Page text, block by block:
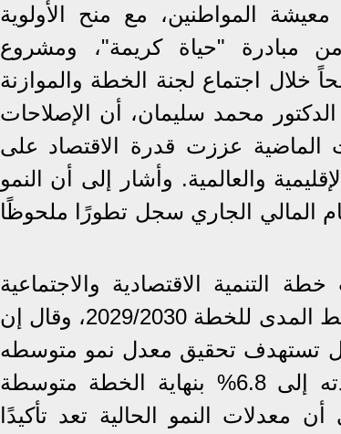
المواطنين، مع منح الأولوية
مبادرة "حياة كريمة"، ومشروع
خلال اجتماع لجنة الخطة والموازنة
محمد سليمان، أن الإصلاحات
الماضية عززت قدرة الاقتصاد على
والعالمية. وأشار إلى أن النمو
المالي الجاري سجل تطورًا ملحوظًا
التنمية الاقتصادية والاجتماعية
لعام 2026/2027؛ والإطار متوسط المدى للخطة 2029/2030، وقال إن
تستهدف تحقيق معدل نمو متوسطه
من 5,2% إلى 5.4%، مع زيادته إلى 6.8% بنهاية الخطة متوسطة
ونوه إلى أن معدلات النمو الحالية تعد تأكيدًا